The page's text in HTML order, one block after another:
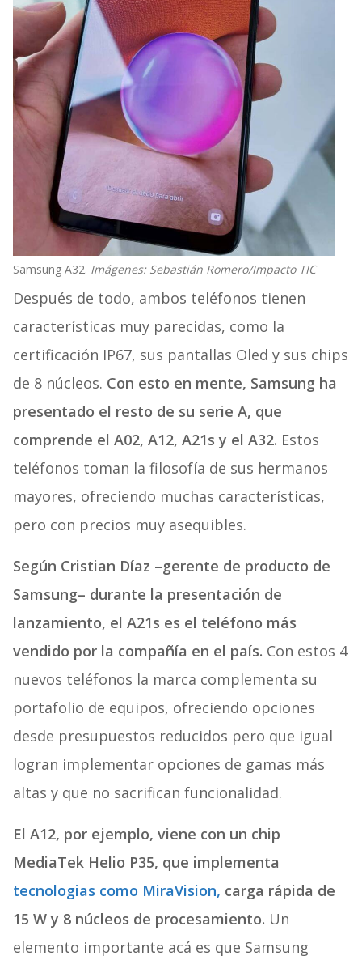
Samsung A32. Imágenes: Sebastián Romero/Impacto TIC
Después de todo, ambos teléfonos tienen
características muy parecidas, como la
certificación IP67, sus pantallas Oled y sus chips
de 8 núcleos. Con esto en mente, Samsung ha
presentado el resto de su serie A, que
comprende el A02, A12, A21s y el A32. Estos
teléfonos toman la filosofía de sus hermanos
mayores, ofreciendo muchas características,
pero con precios muy asequibles.
Según Cristian Díaz –gerente de producto de
Samsung– durante la presentación de
lanzamiento, el A21s es el teléfono más
vendido por la compañía en el país. Con estos 4
nuevos teléfonos la marca complementa su
portafolio de equipos, ofreciendo opciones
desde presupuestos reducidos pero que igual
logran implementar opciones de gamas más
altas y que no sacrifican funcionalidad.
El A12, por ejemplo, viene con un chip
MediaTek Helio P35, que implementa
tecnologias como MiraVision, carga rápida de
15 W y 8 núcleos de procesamiento. Un
elemento importante acá es que Samsung